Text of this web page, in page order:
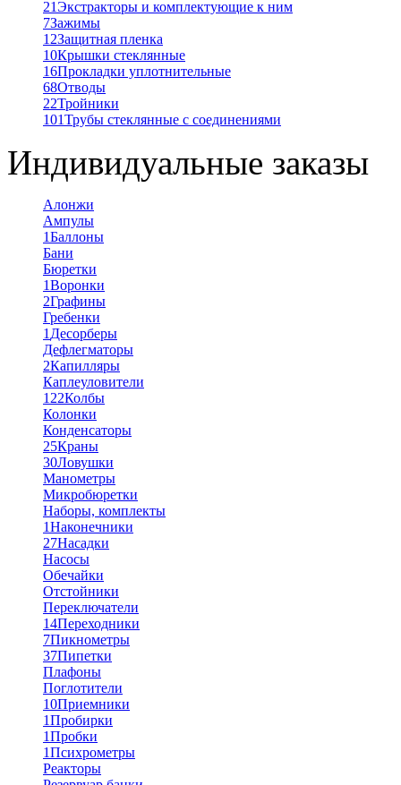
21Экстракторы и комплектующие к ним
7Зажимы
12Защитная пленка
10Крышки стеклянные
16Прокладки уплотнительные
68Отводы
22Тройники
101Трубы стеклянные с соединениями
Индивидуальные заказы
Алонжи
Ампулы
1Баллоны
Бани
Бюретки
1Воронки
2Графины
Гребенки
1 Десорберы
Дефлегматоры
2Капилляры
Каплеуловители
122Колбы
Колонки
Конденсаторы
25Краны
30Ловушки
Манометры
Микробюретки
Наборы, комплекты
1Наконечники
27Насадки
Насосы
Обечайки
Отстойники
Переключатели
14Переходники
7Пикнометры
37Пипетки
Плафоны
Поглотители
10Приемники
1Пробирки
1Пробки
1Психрометры
Реакторы